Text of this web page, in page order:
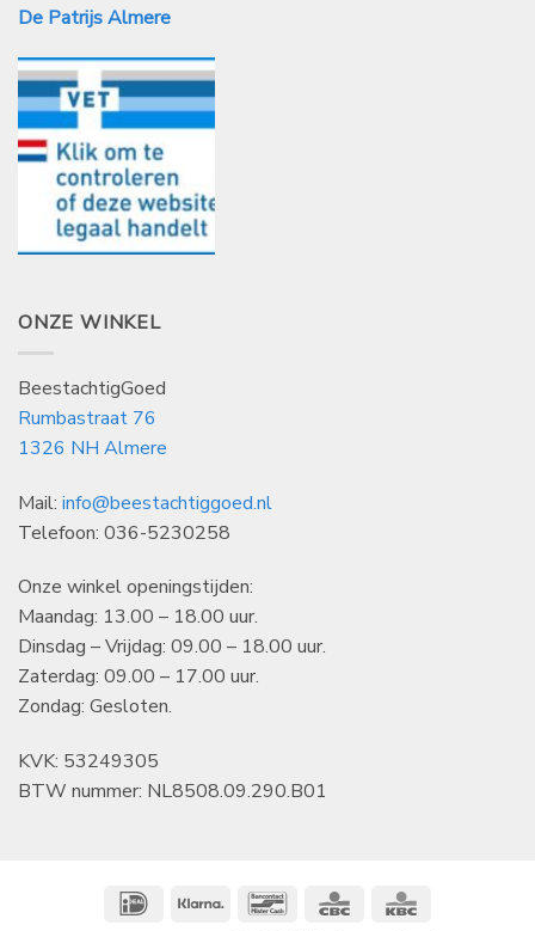
De Patrijs Almere
ONZE WINKEL
BeestachtigGoed
Rumbastraat 76
1326 NH Almere
Mail: info@beestachtiggoed.nl
Telefoon: 036-5230258
Onze winkel openingstijden:
Maandag: 13.00 – 18.00 uur.
Dinsdag – Vrijdag: 09.00 – 18.00 uur.
Zaterdag: 09.00 – 17.00 uur.
Zondag: Gesloten.
KVK: 53249305
BTW nummer: NL8508.09.290.B01
IDeal Klarna BancontactCBC